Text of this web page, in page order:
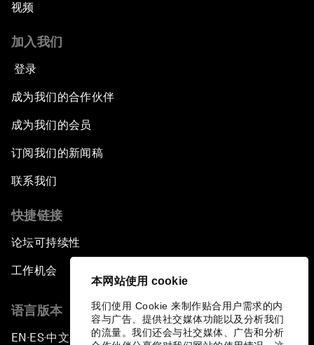
本网站使用 cookie
我们使用 Cookie 来制作贴合用户需求的内
容与广告、提供社交媒体功能以及分析我们
的流量。我们还会与社交媒体、广告和分析
视频
加入我们
登录
成为我们的合作伙伴
成为我们的会员
订阅我们的新闻稿
联系我们
快捷链接
论坛可持续性
工作机会
语言版本
EN ▪ES▪中文▪ 日本語